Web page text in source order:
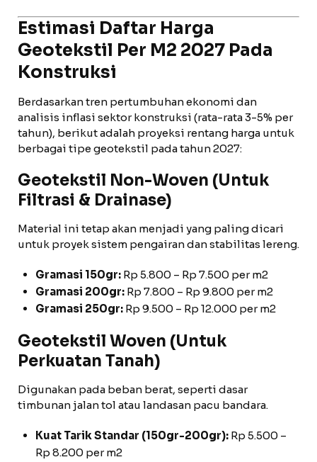
Estimasi Daftar Harga
Geotekstil Per M2 2027 Pada
Konstruksi
Berdasarkan tren pertumbuhan ekonomi dan
analisis inflasi sektor konstruksi (rata-rata 3-5% per
tahun), berikut adalah proyeksi rentang harga untuk
berbagai tipe geotekstil pada tahun 2027:
Geotekstil Non-Woven (Untuk
Filtrasi & Drainase)
Material ini tetap akan menjadi yang paling dicari
untuk proyek sistem pengairan dan stabilitas lereng.
Gramasi 150gr: Rp 5.800 – Rp 7.500 per m2
Gramasi 200gr: Rp 7.800 – Rp 9.800 per m2
Gramasi 250gr: Rp 9.500 – Rp 12.000 per m2
Geotekstil Woven (Untuk
Perkuatan Tanah)
Digunakan pada beban berat, seperti dasar
timbunan jalan tol atau landasan pacu bandara.
Kuat Tarik Standar (150gr-200gr): Rp 5.500 –
Rp 8.200 per m2